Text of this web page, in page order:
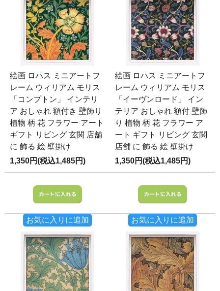
絵画 ロハス ミニアートフ
レーム ウィリアム モリス
「コンプトン」 インテリ
ア おしゃれ 額付き 壁飾り
植物 柄 花 フラワー アート
ギフト リビング 玄関 店舗
に 飾る 絵 壁掛け
1,350円(税込1,485円)
お気に入りに追加
絵画 ロハス ミニアートフ
レーム ウィリアム モリス
「イーヴンロード」 イン
テリア おしゃれ 額付 壁飾
り 植物 柄 花 フラワー ア
ート ギフト リビング 玄関
店舗 に 飾る 絵 壁掛け
1,350円(税込1,485円)
お気に入りに追加